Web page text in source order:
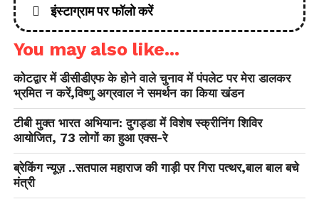
इंस्टाग्राम पर फॉलो करें
You may also like...
कोटद्वार में डीसीडीएफ के होने वाले चुनाव में पंपलेट पर मेरा डालकर
भ्रमित न करें,विष्णु अग्रवाल ने समर्थन का किया खंडन
टीबी मुक्त भारत अभियान: दुगड्डा में विशेष स्क्रीनिंग शिविर
आयोजित, 73 लोगों का हुआ एक्स-रे
ब्रेकिंग न्यूज़ ..सतपाल महाराज की गाड़ी पर गिरा पत्थर,बाल बाल बचे
मंत्री